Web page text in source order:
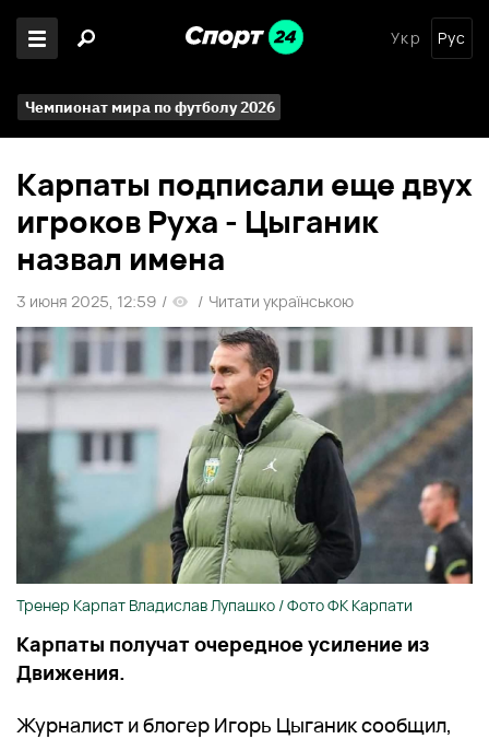
Укр Рус
Чемпионат мира по футболу 2026
Карпаты подписали еще двух
игроков Руха - Цыганик
назвал имена
3 июня 2025, 12:59 / / Читати українською
Тренер Карпат Владислав Лупашко / Фото ФК Карпати
Карпаты получат очередное усиление из
Движения.
Журналист и блогер Игорь Цыганик сообщил,